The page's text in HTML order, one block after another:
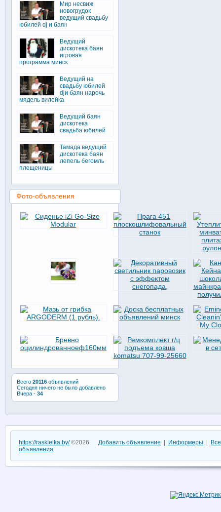
Мир несвиж
новогрудок
ведущий свадьбу
юбилей dj и баян
Ведущий
дискотека баян
игровая
программа минск
Ведущий на
свадьбу юбилей
djи баян нарочь
мядель вилейка
Ведущий баян
дискотека
свадьба юбилей
Тамада ведущий
дискотека баян
лепель бегомль
плещеницы
Фото-объявления
Всего 20116объявлений
Сегодня ничего не было добавлено
Вчера - 34
https://raskleika.by/©2026 Добавить объявление Информеры
объявления